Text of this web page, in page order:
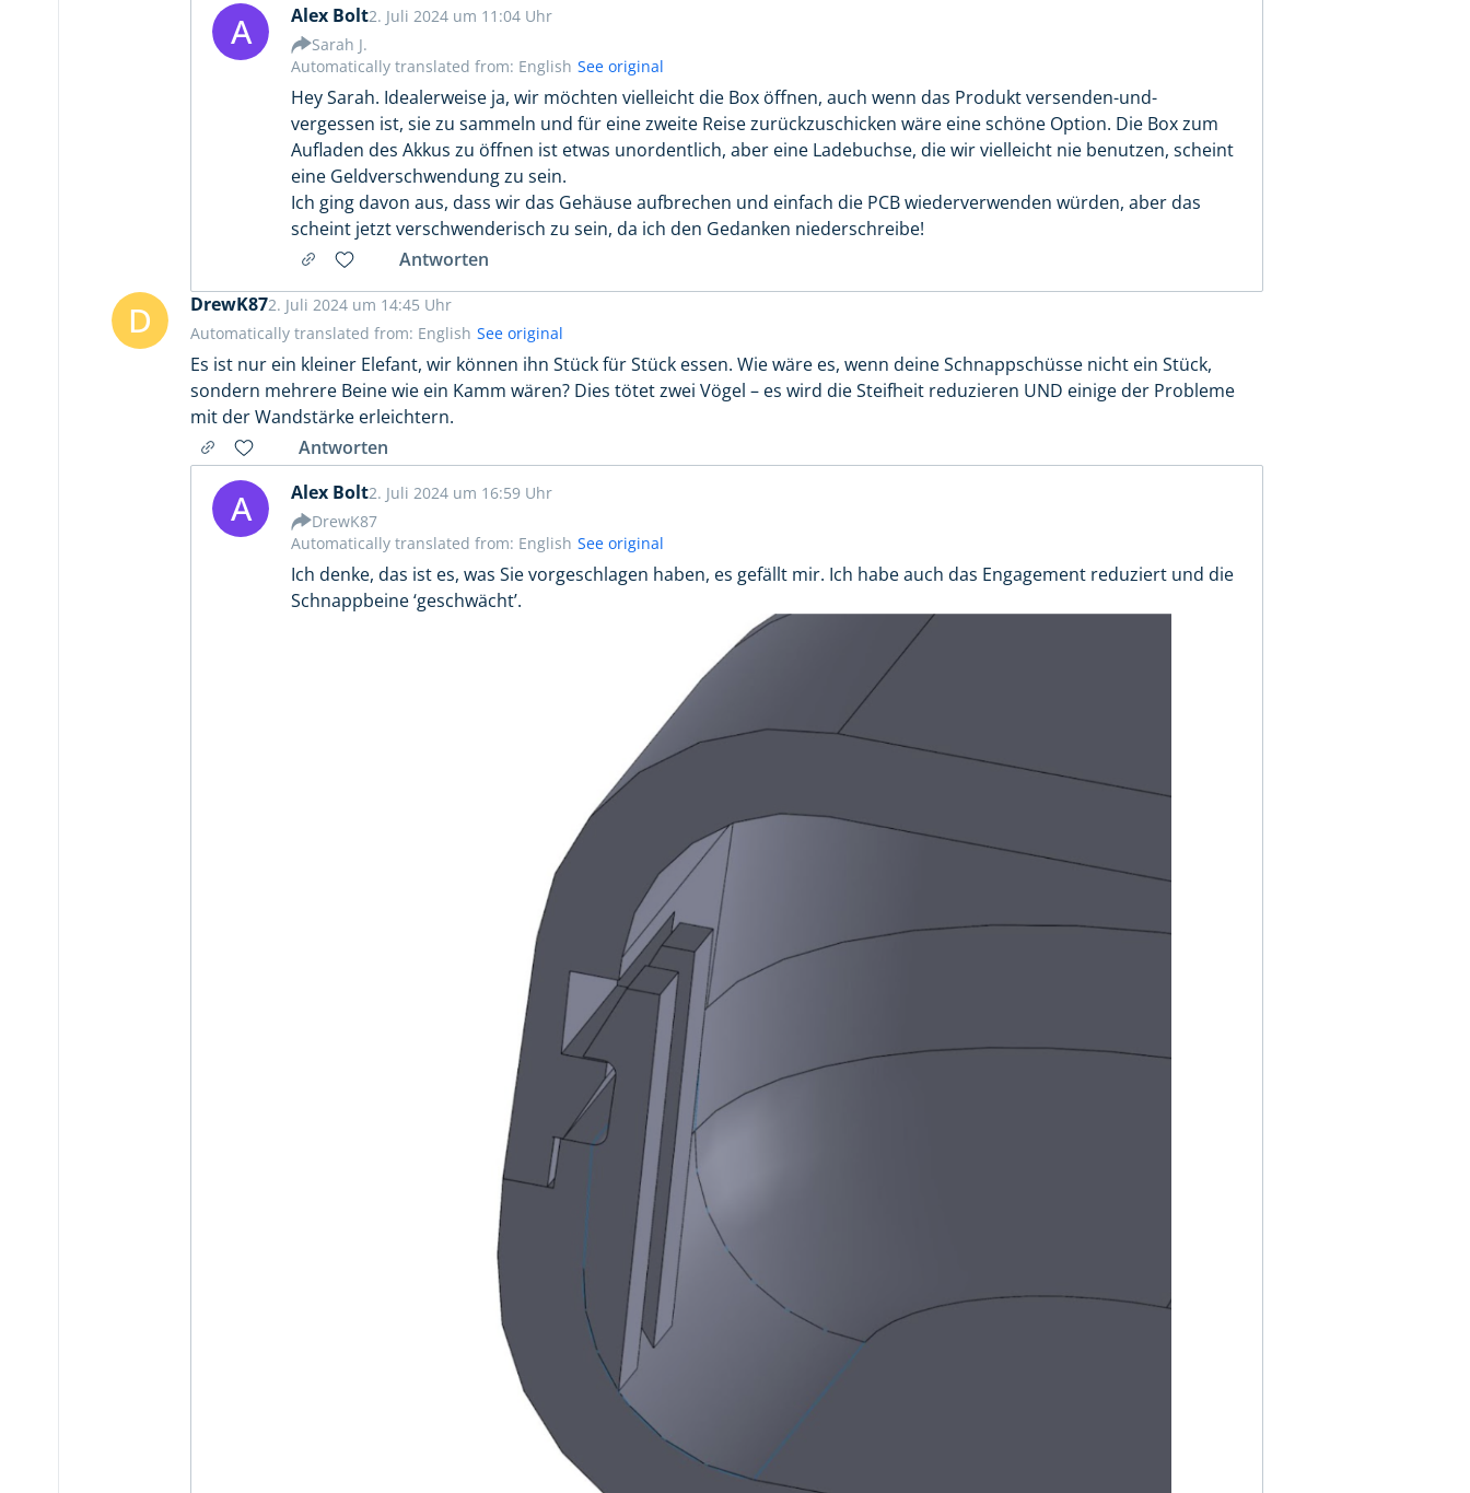
A Alex Bolt2. Juli 2024 um 11:04 Uhr
Sarah J.
Hey Sarah. Idealerweise ja, wir möchten vielleicht die Box öffnen, auch wenn das Produkt versenden-und-
vergessen ist, sie zu sammeln und für eine zweite Reise zurückzuschicken wäre eine schöne Option. Die Box zum
Aufladen des Akkus zu öffnen ist etwas unordentlich, aber eine Ladebuchse, die wir vielleicht nie benutzen, scheint
eine Geldverschwendung zu sein.
Ich ging davon aus, dass wir das Gehäuse aufbrechen und einfach die PCB wiederverwenden würden, aber das
scheint jetzt verschwenderisch zu sein, da ich den Gedanken niederschreibe!
Automatically translated from: English See original
Antworten
D DrewK872. Juli 2024 um 14:45 Uhr
Es ist nur ein kleiner Elefant, wir können ihn Stück für Stück essen. Wie wäre es, wenn deine Schnappschüsse nicht ein Stück,
sondern mehrere Beine wie ein Kamm wären? Dies tötet zwei Vögel – es wird die Steifheit reduzieren UND einige der Probleme
mit der Wandstärke erleichtern.
Automatically translated from: English See original
Antworten
A Alex Bolt2. Juli 2024 um 16:59 Uhr
DrewK87
Ich denke, das ist es, was Sie vorgeschlagen haben, es gefällt mir. Ich habe auch das Engagement reduziert und die
Schnappbeine ‘geschwächt’.
Automatically translated from: English See original